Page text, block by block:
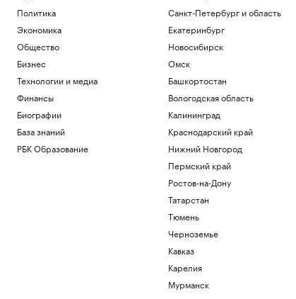
Политика
Экономика
Общество
Бизнес
Технологии и медиа
Финансы
Биографии
База знаний
РБК Образование
Санкт-Петербург и область
Екатеринбург
Новосибирск
Омск
Башкортостан
Вологодская область
Калининград
Краснодарский край
Нижний Новгород
Пермский край
Ростов-на-Дону
Татарстан
Тюмень
Черноземье
Кавказ
Карелия
Мурманск